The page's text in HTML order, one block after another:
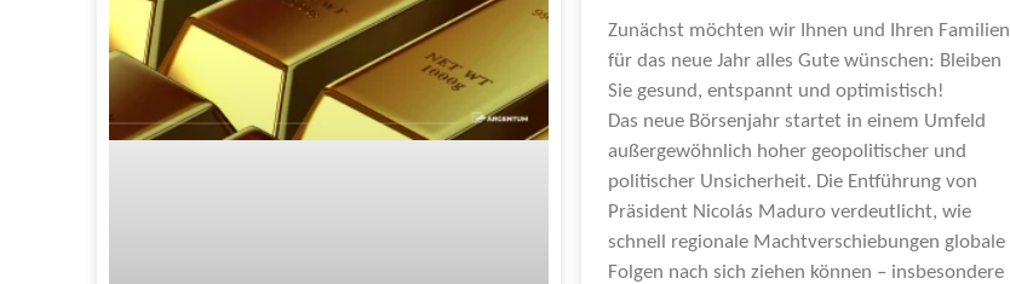
Zunächst möchten wir Ihnen und Ihren Familien
für das neue Jahr alles Gute wünschen: Bleiben
Sie gesund, entspannt und optimistisch!
Das neue Börsenjahr startet in einem Umfeld
außergewöhnlich hoher geopolitischer und
politischer Unsicherheit. Die Entführung von
Präsident Nicolás Maduro verdeutlicht, wie
schnell regionale Machtverschiebungen globale
Folgen nach sich ziehen können – insbesondere